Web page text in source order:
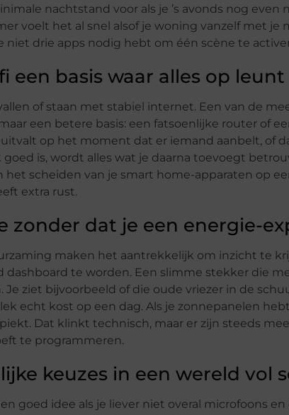
nachtstand voor als je ’s avonds nog even
voelt het al snel alsof je woning vanzelf met
niet drie apps nodig hebt om één scène te
een basis waar alles op leunt
of staan met stabiel internet. Een van de
een betere basis: een fatsoenlijke router of
op het moment dat er iemand aanbelt, of
goed is, wordt alles wat je daarna toevoegt
het scheiden van je smart home-apparaten op
extra rust.
zonder dat je een energie-
maken het aantrekkelijk om inzicht te
te worden. Een slimme stekker die
Je ziet bijvoorbeeld of die oude vriezer in de
echt kost op een dag. Als je zonnepanelen
Dat klinkt technisch, maar er zijn steeds
te programmeren.
keuzes in een wereld vol
goed idee als je liever niet overal microfoons